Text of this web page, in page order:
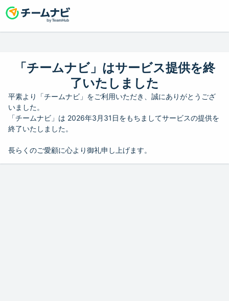
「チームナビ」はサービス提供を終
了いたしました
平素より「チームナビ」をご利用いただき、誠にありがとうござ
いました。
「チームナビ」は 2026年3月31日をもちましてサービスの提供を
終了いたしました。
長らくのご愛顧に心より御礼申し上げます。